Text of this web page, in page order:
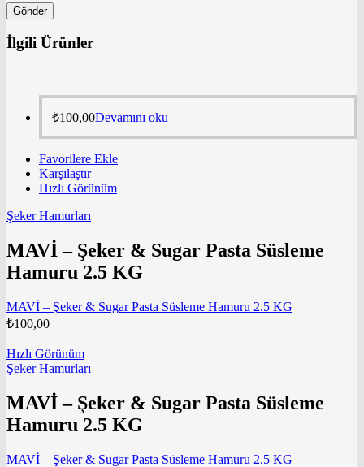
İlgili Ürünler
₺100,00Devamını oku
Favorilere Ekle
Karşılaştır
Hızlı Görünüm
Şeker Hamurları
MAVİ – Şeker & Sugar Pasta Süsleme
Hamuru 2.5 KG
MAVİ – Şeker & Sugar Pasta Süsleme Hamuru 2.5 KG
₺100,00
Hızlı Görünüm
Şeker Hamurları
MAVİ – Şeker & Sugar Pasta Süsleme
Hamuru 2.5 KG
MAVİ – Şeker & Sugar Pasta Süsleme Hamuru 2.5 KG